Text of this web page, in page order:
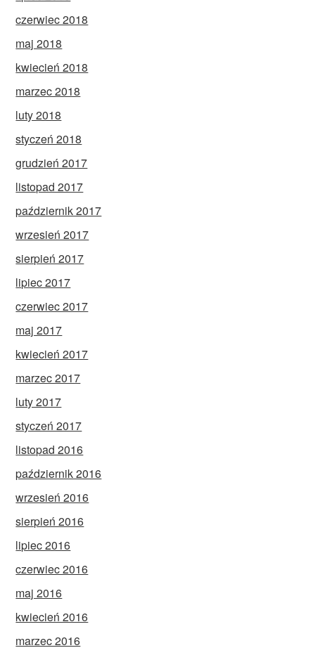
czerwiec 2018
maj 2018
kwiecień 2018
marzec 2018
luty 2018
styczeń 2018
grudzień 2017
listopad 2017
październik 2017
wrzesień 2017
sierpień 2017
lipiec 2017
czerwiec 2017
maj 2017
kwiecień 2017
marzec 2017
luty 2017
styczeń 2017
listopad 2016
październik 2016
wrzesień 2016
sierpień 2016
lipiec 2016
czerwiec 2016
maj 2016
kwiecień 2016
marzec 2016